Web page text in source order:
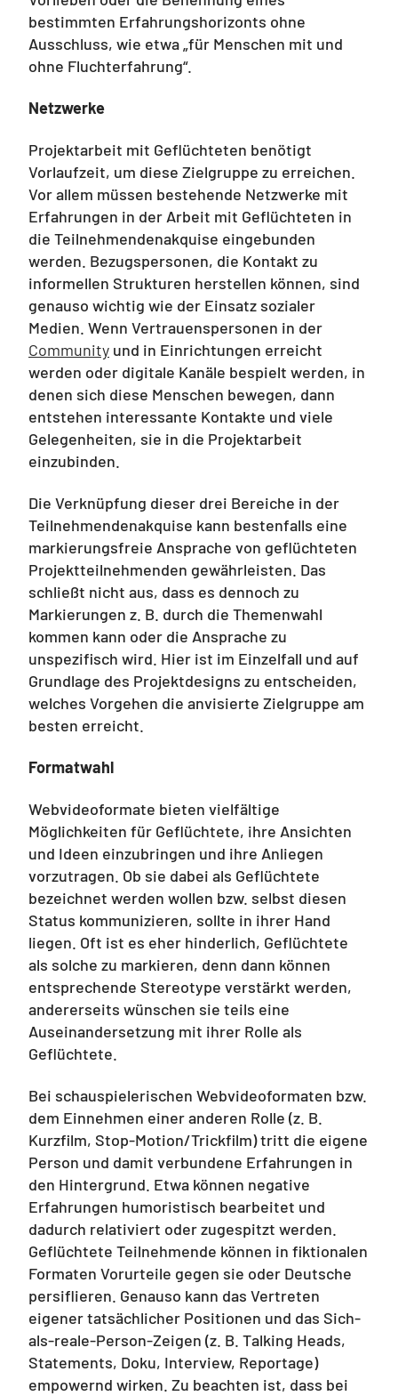
bestimmten Erfahrungshorizonts ohne
Ausschluss, wie etwa „für Menschen mit und
ohne Fluchterfahrung“.
Netzwerke
Projektarbeit mit Geflüchteten benötigt
Vorlaufzeit, um diese Zielgruppe zu erreichen.
Vor allem müssen bestehende Netzwerke mit
Erfahrungen in der Arbeit mit Geflüchteten in
die Teilnehmendenakquise eingebunden
werden. Bezugspersonen, die Kontakt zu
informellen Strukturen herstellen können, sind
genauso wichtig wie der Einsatz sozialer
Medien. Wenn Vertrauenspersonen in der
Community und in Einrichtungen erreicht
werden oder digitale Kanäle bespielt werden, in
denen sich diese Menschen bewegen, dann
entstehen interessante Kontakte und viele
Gelegenheiten, sie in die Projektarbeit
einzubinden.
Die Verknüpfung dieser drei Bereiche in der
Teilnehmendenakquise kann bestenfalls eine
markierungsfreie Ansprache von geflüchteten
Projektteilnehmenden gewährleisten. Das
schließt nicht aus, dass es dennoch zu
Markierungen z. B. durch die Themenwahl
kommen kann oder die Ansprache zu
unspezifisch wird. Hier ist im Einzelfall und auf
Grundlage des Projektdesigns zu entscheiden,
welches Vorgehen die anvisierte Zielgruppe am
besten erreicht.
Formatwahl
Webvideoformate bieten vielfältige
Möglichkeiten für Geflüchtete, ihre Ansichten
und Ideen einzubringen und ihre Anliegen
vorzutragen. Ob sie dabei als Geflüchtete
bezeichnet werden wollen bzw. selbst diesen
Status kommunizieren, sollte in ihrer Hand
liegen. Oft ist es eher hinderlich, Geflüchtete
als solche zu markieren, denn dann können
entsprechende Stereotype verstärkt werden,
andererseits wünschen sie teils eine
Auseinandersetzung mit ihrer Rolle als
Geflüchtete.
Bei schauspielerischen Webvideoformaten bzw.
dem Einnehmen einer anderen Rolle (z. B.
Kurzfilm, Stop-Motion/Trickfilm) tritt die eigene
Person und damit verbundene Erfahrungen in
den Hintergrund. Etwa können negative
Erfahrungen humoristisch bearbeitet und
dadurch relativiert oder zugespitzt werden.
Geflüchtete Teilnehmende können in fiktionalen
Formaten Vorurteile gegen sie oder Deutsche
persiflieren. Genauso kann das Vertreten
eigener tatsächlicher Positionen und das Sich-
als-reale-Person-Zeigen (z. B. Talking Heads,
Statements, Doku, Interview, Reportage)
empowernd wirken. Zu beachten ist, dass bei